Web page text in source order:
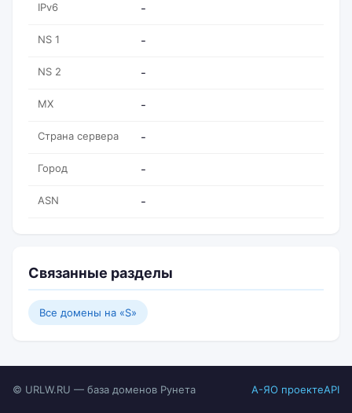
IPv6 -
NS 1 -
NS 2 -
MX -
Страна сервера -
Город -
ASN -
Связанные разделы
Все домены на «S»
© URLW.RU — база доменов Рунета А-ЯО проектеAPI